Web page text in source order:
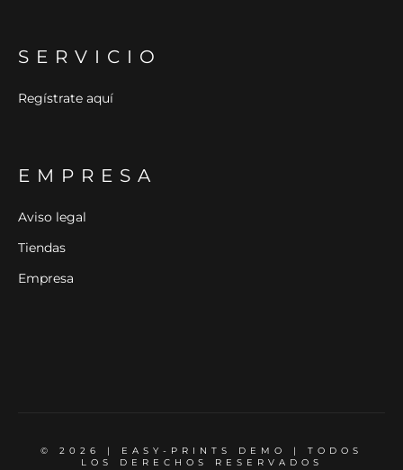
SERVICIO
Regístrate aquí
EMPRESA
Aviso legal
Tiendas
Empresa
© 2026 | EASY-PRINTS DEMO | TODOS
LOS DERECHOS RESERVADOS